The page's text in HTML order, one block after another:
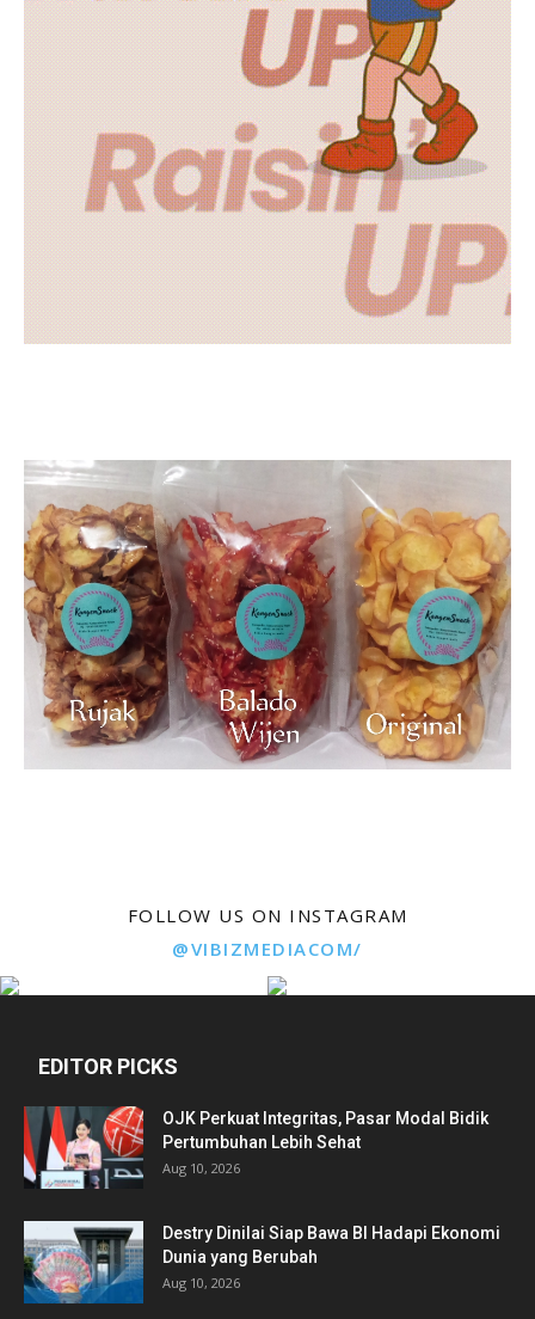
FOLLOW US ON INSTAGRAM
@VIBIZMEDIACOM/
EDITOR PICKS
OJK Perkuat Integritas, Pasar Modal Bidik
Pertumbuhan Lebih Sehat
Aug 10, 2026
Destry Dinilai Siap Bawa BI Hadapi Ekonomi
Dunia yang Berubah
Aug 10, 2026